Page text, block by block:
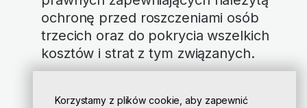
ochronę przed roszczeniami osób
trzecich oraz do pokrycia wszelkich
kosztów i strat z tym związanych.
Korzystamy z plików cookie, aby zapewnić